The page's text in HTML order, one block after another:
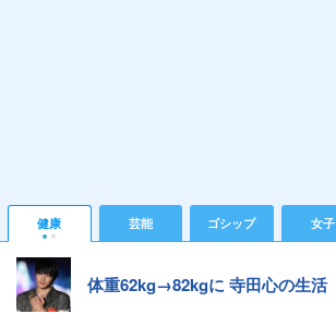
健康 芸能 ゴシップ 女子
体重62kg→82kgに 寺田心の生活